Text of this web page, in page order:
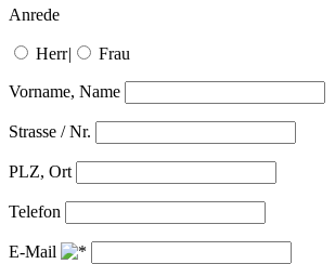
Anrede
Herr| Frau
Vorname, Name
Strasse / Nr.
PLZ, Ort
Telefon
E-Mail